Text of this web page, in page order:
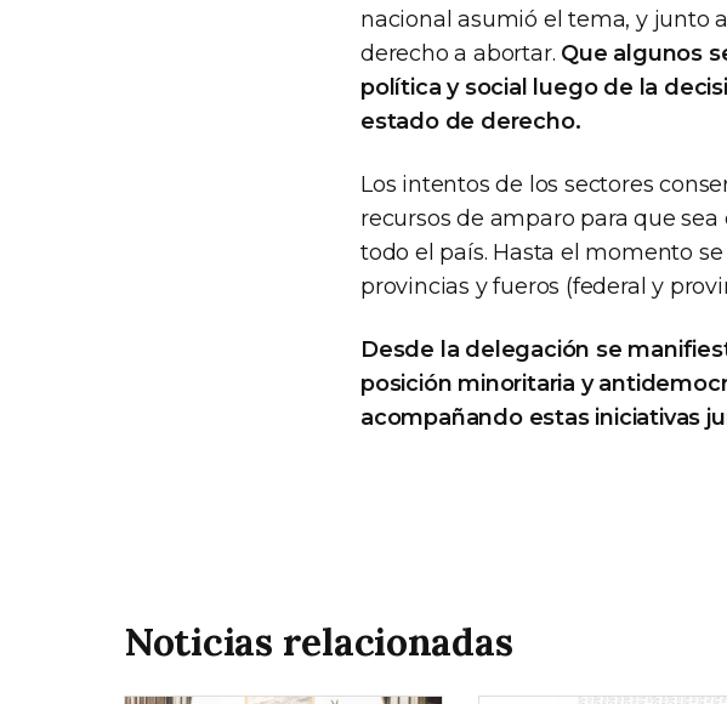
nacional asumió el tema, y junto
derecho a abortar. Que algunos
política y social luego de la
estado de derecho.
Los intentos de los sectores
recursos de amparo para que
todo el país. Hasta el momento
provincias y fueros (federal y
Desde la delegación se
posición minoritaria y
acompañando estas iniciativas
Noticias relacionadas